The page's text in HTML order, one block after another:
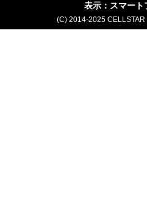
表示：スマート
(C) 2014-2025 CELLSTAR